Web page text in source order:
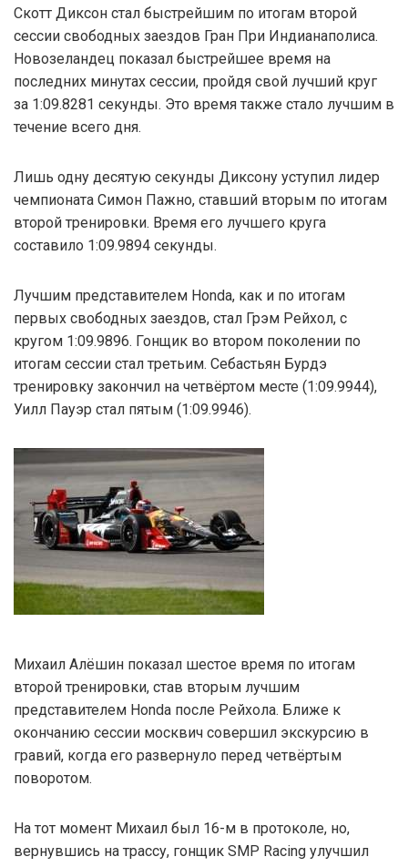
Скотт Диксон стал быстрейшим по итогам второй
сессии свободных заездов Гран При Индианаполиса.
Новозеландец показал быстрейшее время на
последних минутах сессии, пройдя свой лучший круг
за 1:09.8281 секунды. Это время также стало лучшим в
течение всего дня.
Лишь одну десятую секунды Диксону уступил лидер
чемпионата Симон Пажно, ставший вторым по итогам
второй тренировки. Время его лучшего круга
составило 1:09.9894 секунды.
Лучшим представителем Honda, как и по итогам
первых свободных заездов, стал Грэм Рейхол, с
кругом 1:09.9896. Гонщик во втором поколении по
итогам сессии стал третьим. Себастьян Бурдэ
тренировку закончил на четвёртом месте (1:09.9944),
Уилл Пауэр стал пятым (1:09.9946).
Михаил Алёшин показал шестое время по итогам
второй тренировки, став вторым лучшим
представителем Honda после Рейхола. Ближе к
окончанию сессии москвич совершил экскурсию в
гравий, когда его развернуло перед четвёртым
поворотом.
На тот момент Михаил был 16-м в протоколе, но,
вернувшись на трассу, гонщик SMP Racing улучшил